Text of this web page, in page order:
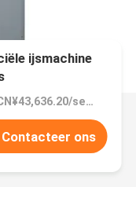
ijsmachine
Prijs：CN¥43,636.20/sets 2-4 sets
Contacteer ons